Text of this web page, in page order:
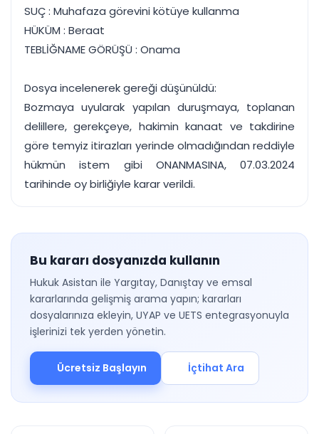
Tek panelde uçtan uca yönetim
UYAP & UETS entegrasyonundan finansa, hepsi bir arada.
Tüm özellikleri inceleyin
SUÇ : Muhafaza görevini kötüye kullanma
HÜKÜM : Beraat
TEBLİĞNAME GÖRÜŞÜ : Onama
Dosya incelenerek gereği düşünüldü:
Bozmaya uyularak yapılan duruşmaya, toplanan
delillere, gerekçeye, hakimin kanaat ve takdirine
göre temyiz itirazları yerinde olmadığından reddiyle
hükmün istem gibi ONANMASINA, 07.03.2024
tarihinde oy birliğiyle karar verildi.
Bu kararı dosyanızda kullanın
Hukuk Asistan ile Yargıtay, Danıştay ve emsal
kararlarında gelişmiş arama yapın; kararları
dosyalarınıza ekleyin, UYAP ve UETS entegrasyonuyla
işlerinizi tek yerden yönetin.
Ücretsiz Başlayın İçtihat Ara